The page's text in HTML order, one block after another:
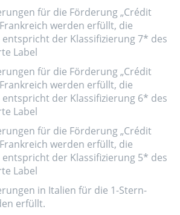
für die Förderung „Crédit
werden erfüllt, die
der Klassifizierung 7* des
Label
für die Förderung „Crédit
werden erfüllt, die
der Klassifizierung 6* des
Label
für die Förderung „Crédit
werden erfüllt, die
der Klassifizierung 5* des
Label
in Italien für die 1-Stern-
erfüllt.